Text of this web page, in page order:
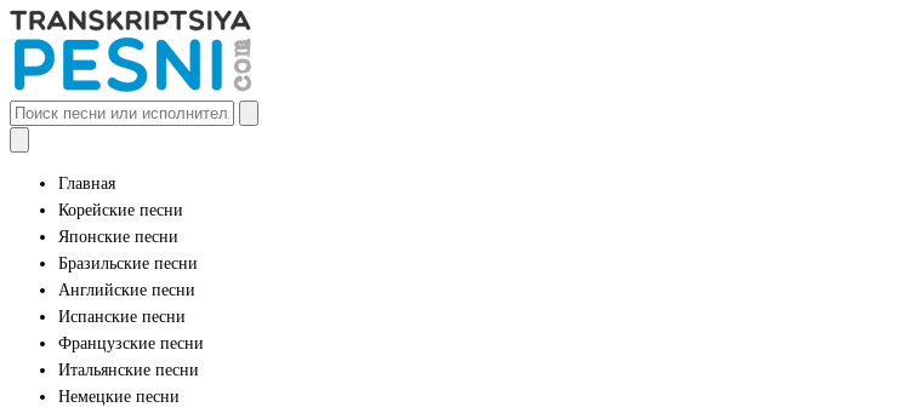
Главная
Корейские песни
Японские песни
Бразильские песни
Английские песни
Испанские песни
Французские песни
Итальянские песни
Немецкие песни